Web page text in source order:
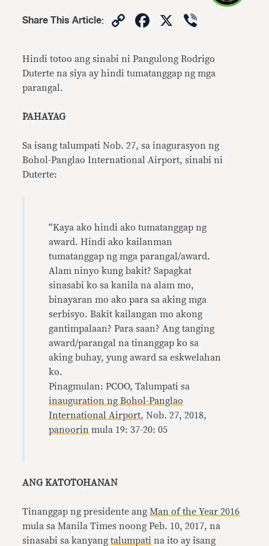
Share This Article: CopyFacebook
X
Hindi totoo ang sinabi ni Pangulong Rodrigo
Duterte na siya ay hindi tumatanggap ng mga
parangal.
PAHAYAG
Sa isang talumpati Nob. 27, sa inagurasyon ng
Bohol-Panglao International Airport, sinabi ni
Duterte:
“Kaya ako hindi ako tumatanggap ng
award. Hindi ako kailanman
tumatanggap ng mga parangal/award.
Alam ninyo kung bakit? Sapagkat
sinasabi ko sa kanila na alam mo,
binayaran mo ako para sa aking mga
serbisyo. Bakit kailangan mo akong
gantimpalaan? Para saan? Ang tanging
award/parangal na tinanggap ko sa
aking buhay, yung award sa eskwelahan
ko.
Pinagmulan: PCOO, Talumpati sa
inauguration ng Bohol-Panglao
International Airport, Nob. 27, 2018,
panoorin mula 19: 37-20: 05
ANG KATOTOHANAN
Tinanggap ng presidente ang Man of the Year 2016
mula sa Manila Times noong Peb. 10, 2017, na
sinasabi sa kanyangtalumpati na ito ay isang